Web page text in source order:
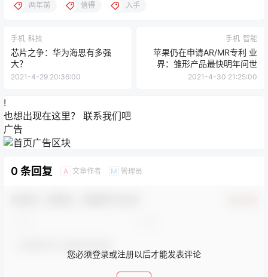
两年前 值得 入手
手机 科技
芯片之争：华为海思有多强
大？
2021-4-29 20:36:00
手机 智能
苹果仍在申请AR/MR专利 业
界：雏形产品最快明年问世
2021-4-30 21:25:00
!
也想出现在这里？ 联系我们吧
广告
0 条回复 A 文章作者 M 管理员
您必须登录或注册以后才能发表评论